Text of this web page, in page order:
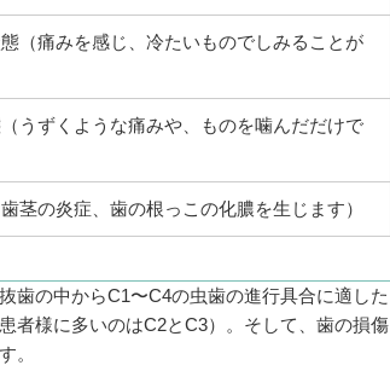
（痛みを感じ、冷たいものでしみることが
うずくような痛みや、ものを噛んだだけで
茎の炎症、歯の根っこの化膿を生じます）
歯の中からC1〜C4の虫歯の進行具合に適した
者様に多いのはC2とC3）。そして、歯の損傷
。